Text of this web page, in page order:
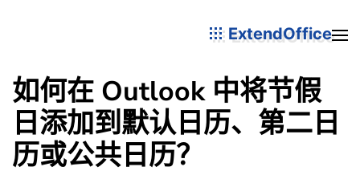
ExtendOffice
如何在 Outlook 中将节假
日添加到默认日历、第二日
历或公共日历？